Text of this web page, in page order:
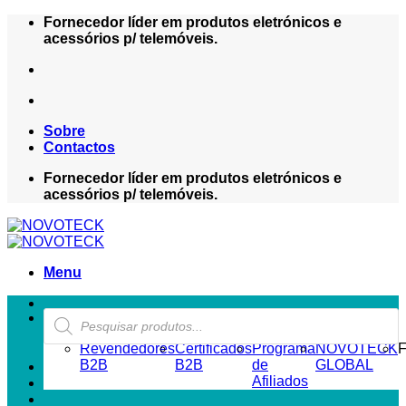
Skip
Fornecedor líder em produtos eletrónicos e
acessórios p/ telemóveis.
Sobre
Contactos
Fornecedor líder em produtos eletrónicos e
acessórios p/ telemóveis.
Menu
Products
search
ZONA REVENDEDOR-B2B
Revendedores
B2B
Certificados
B2B
Programa
de
Afiliados
NOVOTECK
GLOBAL